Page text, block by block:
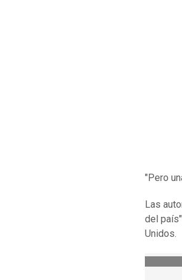
"Pero
Las
del
Unidos.